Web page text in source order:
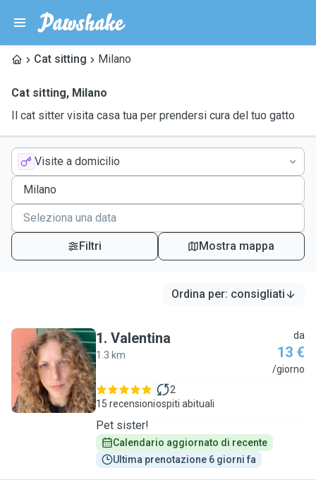
Cat sitting Milano
Cat sitting, Milano
Il cat sitter visita casa tua per prendersi cura del tuo gatto
Visite a domicilio
Filtri Mostra mappa
Ordina per: consigliati
V
1. Valentina
1.3 km
da
13 €
/giorno
15 recensioni
2
ospiti abituali
Pet sister!
Calendario aggiornato di recente
Ultima prenotazione 6 giorni fa